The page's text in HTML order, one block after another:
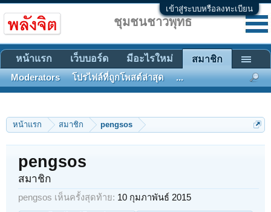
เข้าสู่ระบบหรือลงทะเบียน
หน้าแรก สมาชิก pengsos
pengsos
สมาชิก
pengsos เห็นครั้งสุดท้าย: 10 กุมภาพันธ์ 2015
ชุมชนชาวพุทธ
หน้าแรก เว็บบอร์ด มีอะไรใหม่ สมาชิก
Moderators โปรไฟล์ที่ถูกโพสต์ล่าสุด ...